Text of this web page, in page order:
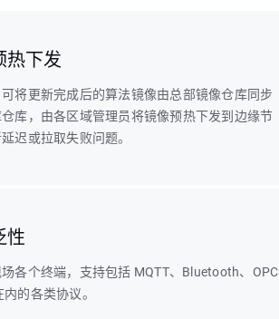
热下发
将更新完成后的算法镜像由总部镜像仓库同步
库，由各区域管理员将镜像预热下发到边缘节
迟或拉取失败问题。
性
各个终端，支持包括 MQTT、Bluetooth、OPC
的各类协议。